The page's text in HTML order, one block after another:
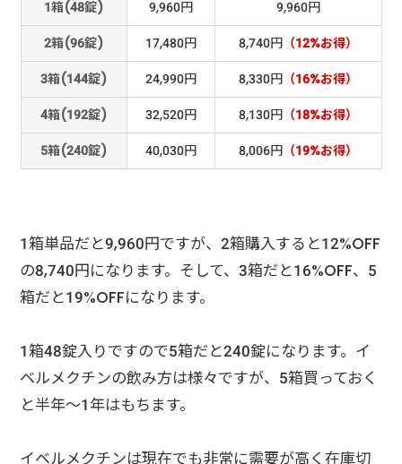
1箱(48錠)
9,960円
9,960円
2箱(96錠)
17,480円 8,740円（12%お得）
3箱(144錠)
24,990円 8,330円（16%お得）
4箱(192錠)
32,520円 8,130円（18%お得）
5箱(240錠)
40,030円 8,006円（19%お得）
1箱単品だと9,960円ですが、2箱購入すると12%OFF
の8,740円になります。そして、3箱だと16%OFF、5
箱だと19%OFFになります。
1箱48錠入りですので5箱だと240錠になります。イ
ベルメクチンの飲み方は様々ですが、5箱買っておく
と半年～1年はもちます。
イベルメクチンは現在でも非常に需要が高く在庫切